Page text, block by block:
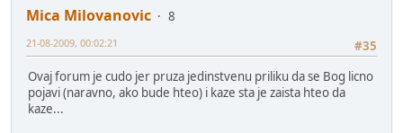
Mica Milovanovic
8
#35
21-08-2009, 00:02:21
Ovaj forum je cudo jer pruza jedinstvenu priliku da se Bog licno
pojavi (naravno, ako bude hteo) i kaze sta je zaista hteo da
kaze...